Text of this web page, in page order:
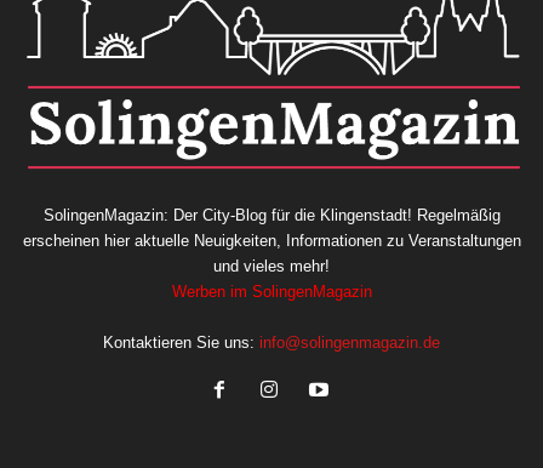
SolingenMagazin: Der City-Blog für die Klingenstadt! Regelmäßig
erscheinen hier aktuelle Neuigkeiten, Informationen zu Veranstaltungen
und vieles mehr!
Werben im SolingenMagazin
Kontaktieren Sie uns: info@solingenmagazin.de